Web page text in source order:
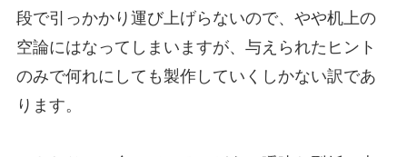
段で引っかかり運び上げらないので、やや机上の
空論にはなってしまいますが、与えられたヒント
のみで何れにしても製作していくしかない訳であ
ります。